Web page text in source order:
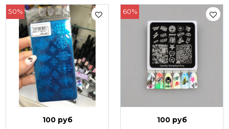
50%
100 руб
60%
100 руб